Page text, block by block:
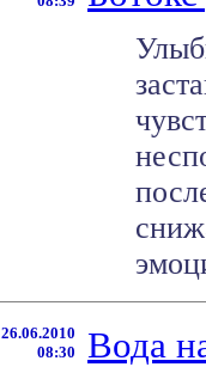
26.06.2010
08:30
Вода